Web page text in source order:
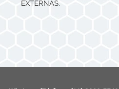
EXTERNAS.